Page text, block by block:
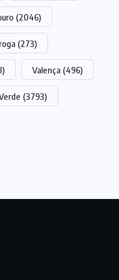
(2046)
(273)
Valença (496)
(3793)